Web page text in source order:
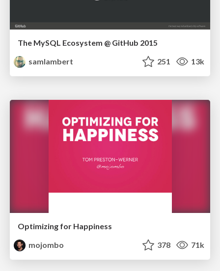
The MySQL Ecosystem @ GitHub 2015
samlambert
251 13k
Optimizing for Happiness
mojombo
378 71k